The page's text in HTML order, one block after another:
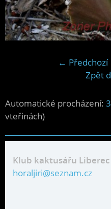
← Předchozí
Zpět
Automatické procházení: 3
vteřinách)
Klub kaktusářu Liberec
horaljiri@seznam.cz